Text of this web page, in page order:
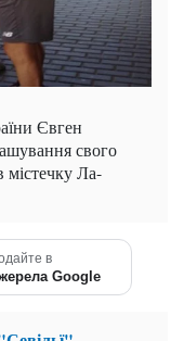
Євген
свого
містечку Ла-
в
Google